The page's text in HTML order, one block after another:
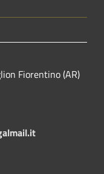
Fiorentino (AR)